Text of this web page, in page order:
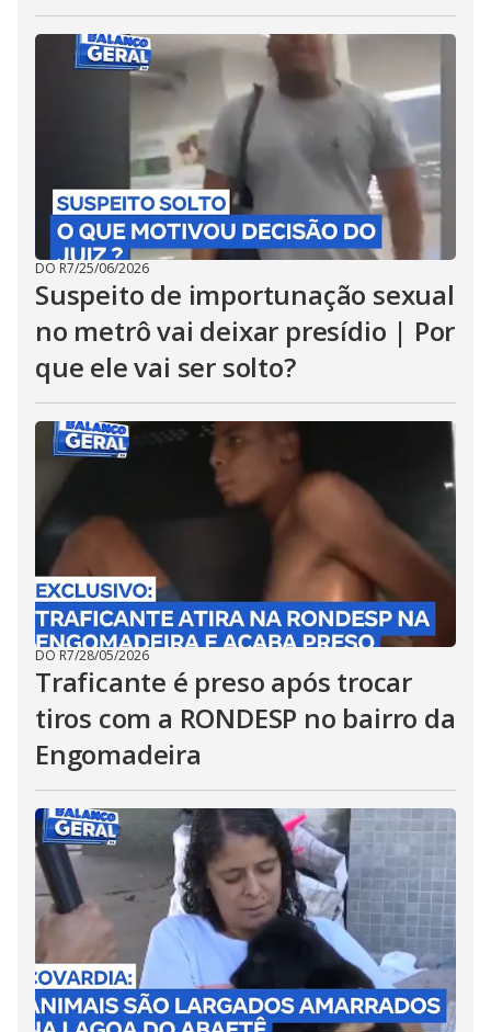
DO R7/25/06/2026
Suspeito de importunação sexual
no metrô vai deixar presídio | Por
que ele vai ser solto?
DO R7/28/05/2026
Traficante é preso após trocar
tiros com a RONDESP no bairro da
Engomadeira